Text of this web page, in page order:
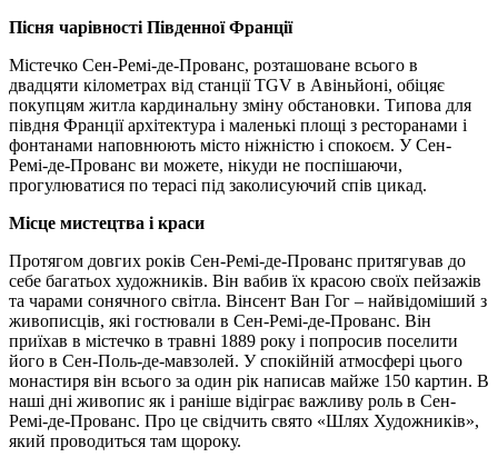
Пісня чарівності Південної Франції
Містечко Сен-Ремі-де-Прованс, розташоване всього в
двадцяти кілометрах від станції TGV в Авіньйоні, обіцяє
покупцям житла кардинальну зміну обстановки. Типова для
півдня Франції архітектура і маленькі площі з ресторанами і
фонтанами наповнюють місто ніжністю і спокоєм. У Сен-
Ремі-де-Прованс ви можете, нікуди не поспішаючи,
прогулюватися по терасі під заколисуючий спів цикад.
Місце мистецтва і краси
Протягом довгих років Сен-Ремі-де-Прованс притягував до
себе багатьох художників. Він вабив їх красою своїх пейзажів
та чарами сонячного світла. Вінсент Ван Гог – найвідоміший з
живописців, які гостювали в Сен-Ремі-де-Прованс. Він
приїхав в містечко в травні 1889 року і попросив поселити
його в Сен-Поль-де-мавзолей. У спокійній атмосфері цього
монастиря він всього за один рік написав майже 150 картин. В
наші дні живопис як і раніше відіграє важливу роль в Сен-
Ремі-де-Прованс. Про це свідчить свято «Шлях Художників»,
який проводиться там щороку.